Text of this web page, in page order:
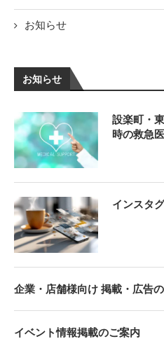
お知らせ
お知らせ
設楽町・
時の救急
インスタ
企業・店舗様向け 掲載・広告
イベント情報掲載のご案内